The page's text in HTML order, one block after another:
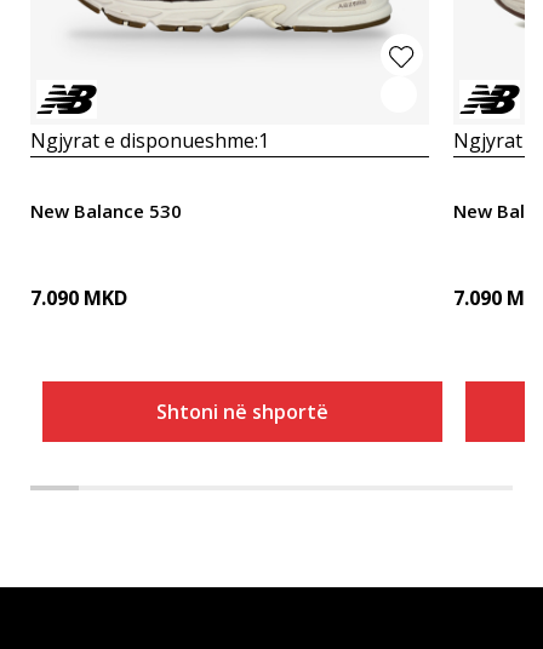
Ngjyrat e disponueshme:1
New Balance 530
7.090 MKD
Shtoni në shportë
Ngjyrat e
New
7.090